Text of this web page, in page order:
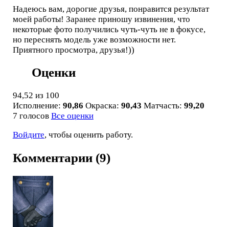
Надеюсь вам, дорогие друзья, понравится результат
моей работы! Заранее приношу извинения, что
некоторые фото получились чуть-чуть не в фокусе,
но переснять модель уже возможности нет.
Приятного просмотра, друзья!))
Оценки
94,52 из 100
Исполнение: 90,86 Окраска: 90,43 Матчасть: 99,20
7 голосов Все оценки
Войдите, чтобы оценить работу.
Комментарии (9)